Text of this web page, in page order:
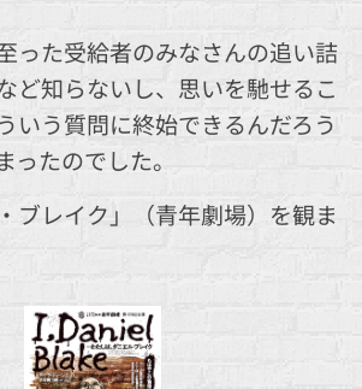
った受給者のみなさんの追い詰
ど知らないし、思いを馳せるこ
いう質問に終始できるんだろう
ったのでした。
ブレイク」（青年劇場）を観ま